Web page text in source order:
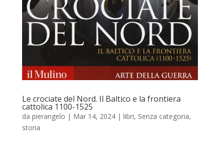
Le crociate del Nord. Il Baltico e la frontiera
cattolica 1100-1525
da pierangelo | Mar 14, 2024| libri, Senza categoria,
storia